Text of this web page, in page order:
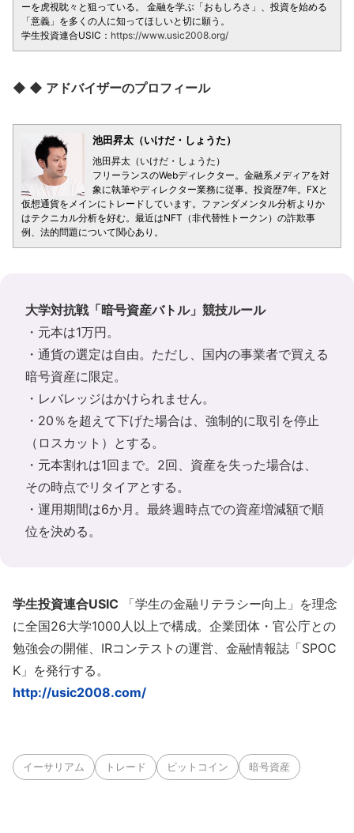
ーを虎視眈々と狙っている。 金融を学ぶ「おもしろさ」、投資を始める
「意義」を多くの人に知ってほしいと切に願う。
学生投資連合USIC： https://www.usic2008.org/
◆ ◆ アドバイザーのプロフィール
池田昇太（いけだ・しょうた）
池田昇太（いけだ・しょうた）
フリーランスのWebディレクター。金融系メディアを対
象に執筆やディレクター業務に従事。投資歴7年。FXと
仮想通貨をメインにトレードしています。ファンダメンタル分析よりか
はテクニカル分析を好む。最近はNFT（非代替性トークン）の詐欺事
例、法的問題について関心あり。
大学対抗戦「暗号資産バトル」競技ルール
・元本は1万円。
・通貨の選定は自由。ただし、国内の事業者で買える
暗号資産に限定。
・レバレッジはかけられません。
・20％を超えて下げた場合は、強制的に取引を停止
（ロスカット）とする。
・元本割れは1回まで。2回、資産を失った場合は、
その時点でリタイアとする。
・運用期間は6か月。最終週時点での資産増減額で順
位を決める。
学生投資連合USIC 「学生の金融リテラシー向上」を理念
に全国26大学1000人以上で構成。企業団体・官公庁との
勉強会の開催、IRコンテストの運営、金融情報誌「SPOC
K」を発行する。
http://usic2008.com/
イーサリアム トレード ビットコイン 暗号資産